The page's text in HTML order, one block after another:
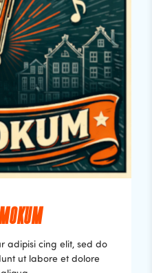
adipisi cing elit, sed do
ut labore et dolore